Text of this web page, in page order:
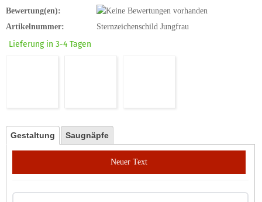
Bewertung(en):
Artikelnummer:
Sternzeichenschild Jungfrau
Lieferung in 3-4 Tagen
Gestaltung Saugnäpfe
Neuer Text